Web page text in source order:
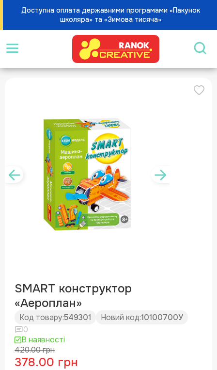
Доступна оплата державними програмами «Пакунок
школяра» та «Зимова тисяча»
SMART конструктор
«Аероплан»
Код товару:549301 Новий код:10100700У
0
В наявності
420.00 грн
378.00 грн